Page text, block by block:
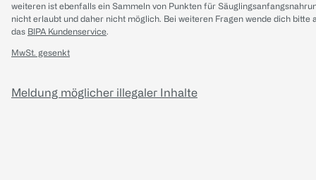
weiteren ist ebenfalls ein Sammeln von Punkten für
nicht erlaubt und daher nicht möglich. Bei weiteren Fragen wende dich bitte
das BIPA Kundenservice.
MwSt. gesenkt
Meldung möglicher illegaler Inhalte